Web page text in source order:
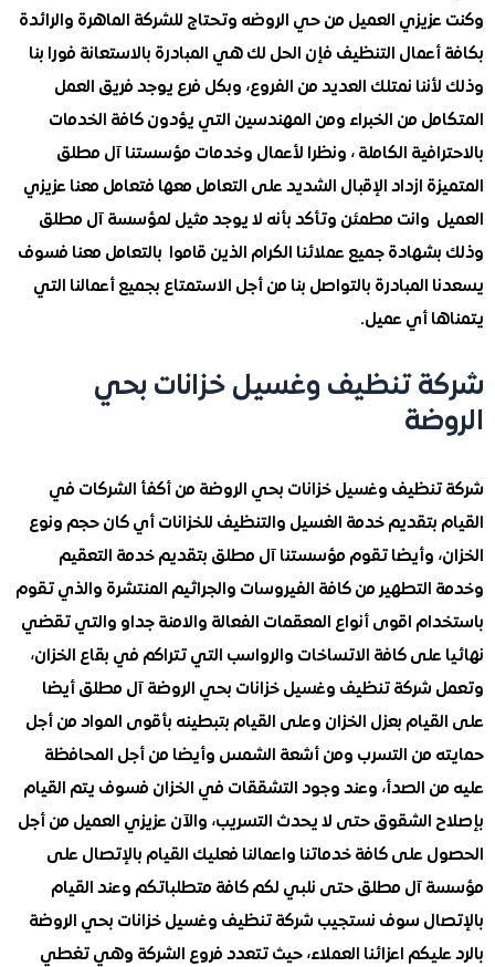
العميل من حي الروضه وتحتاج للشركة الماهرة والرائدة
التنظيف فإن الحل لك هي المبادرة بالاستعانة فورا بنا
نمتلك العديد من الفروع، وبكل فرع يوجد فريق العمل
من الخبراء ومن المهندسين التي يؤدون كافة الخدمات
الكاملة ، ونظرا لأعمال وخدمات مؤسستنا آل مطلق
ازداد الإقبال الشديد على التعامل معها فتعامل معنا عزيزي
وانت مطمئن وتأكد بأنه لا يوجد مثيل لمؤسسة آل مطلق
جميع عملائنا الكرام الذين قاموا بالتعامل معنا فسوف
بالتواصل بنا من أجل الاستمتاع بجميع أعمالنا التي
أي عميل.
تنظيف وغسيل خزانات بحي
وغسيل خزانات بحي الروضة من أكفأ الشركات في
بتقديم خدمة الغسيل والتنظيف للخزانات أي كان حجم ونوع
وأيضا تقوم مؤسستنا آل مطلق بتقديم خدمة التعقيم
من كافة الفيروسات والجراثيم المنتشرة والذي تقوم
اقوى أنواع المعقمات الفعالة والامنة جداو والتي تقضي
على كافة الاتساخات والرواسب التي تتراكم في بقاع الخزان،
شركة تنظيف وغسيل خزانات بحي الروضة آل مطلق أيضا
بعزل الخزان وعلى القيام بتبطينه بأقوى المواد من أجل
من التسرب ومن أشعة الشمس وأيضا من أجل المحافظة
الصدأ، وعند وجود التشققات في الخزان فسوف يتم القيام
الشقوق حتى لا يحدث التسريب، والآن عزيزي العميل من أجل
على كافة خدماتنا واعمالنا فعليك القيام بالإتصال على
مطلق حتى نلبي لكم كافة متطلباتكم وعند القيام
سوف نستجيب شركة تنظيف وغسيل خزانات بحي الروضة
اعزائنا العملاء، حيث تتعدد فروع الشركة وهي تغطي